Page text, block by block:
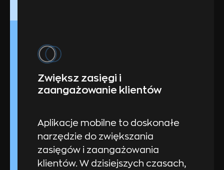
Zwiększ zasięgi i
zaangażowanie klientów
Aplikacje mobilne to doskonałe
narzędzie do zwiększania
zasięgów i zaangażowania
klientów. W dzisiejszych czasach,